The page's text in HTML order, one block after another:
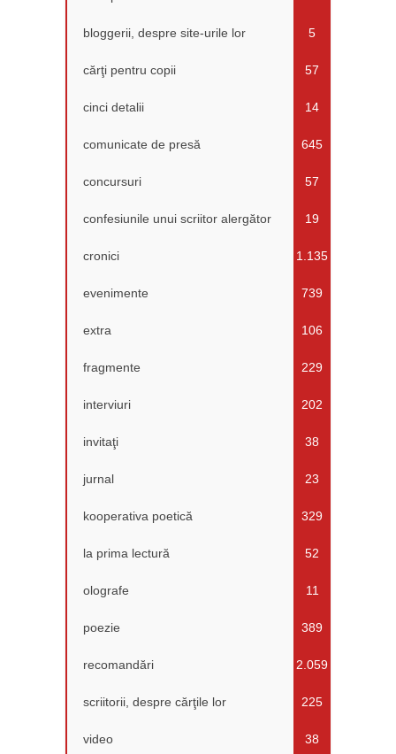
bloggerii, despre site-urile lor 5
cărţi pentru copii 57
cinci detalii 14
comunicate de presă 645
concursuri 57
confesiunile unui scriitor alergător 19
cronici 1.135
evenimente 739
extra 106
fragmente 229
interviuri 202
invitaţi 38
jurnal 23
kooperativa poetică 329
la prima lectură 52
olografe 11
poezie 389
recomandări 2.059
scriitorii, despre cărţile lor 225
video 38